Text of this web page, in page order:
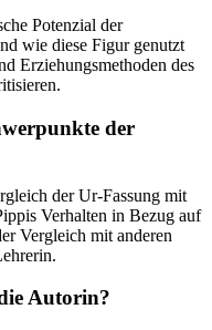
Potenzial der
wie diese Figur genutzt
Erziehungsmethoden des
der
der Ur-Fassung mit
Verhalten in Bezug auf
Vergleich mit anderen
Autorin?